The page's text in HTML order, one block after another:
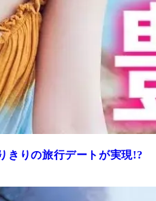
きりの旅行デートが実現!?